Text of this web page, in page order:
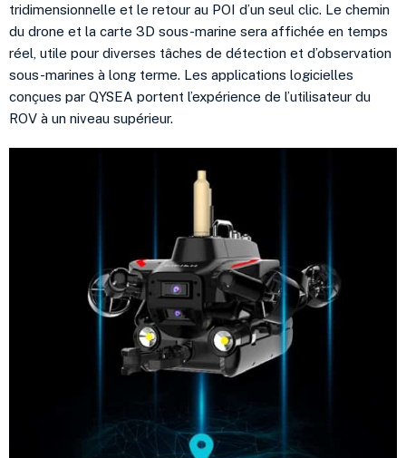
tridimensionnelle et le retour au POI d’un seul clic. Le chemin
du drone et la carte 3D sous-marine sera affichée en temps
réel, utile pour diverses tâches de détection et d’observation
sous-marines à long terme. Les applications logicielles
conçues par QYSEA portent l’expérience de l’utilisateur du
ROV à un niveau supérieur.